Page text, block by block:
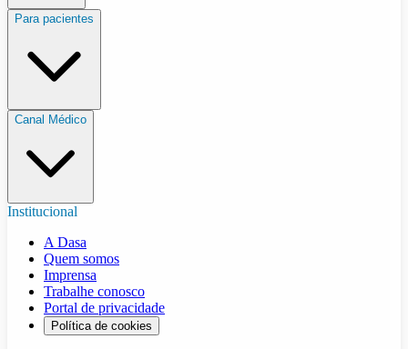
Para pacientes
Canal Médico
Institucional
A Dasa
Quem somos
Imprensa
Trabalhe conosco
Portal de privacidade
Política de cookies